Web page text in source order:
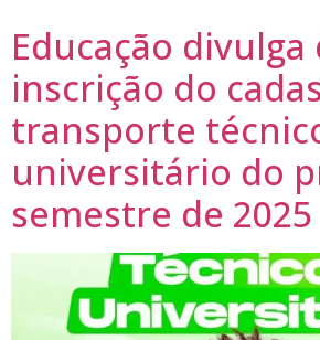
Educação divulga
inscrição do
transporte
universitário do
semestre de 2025